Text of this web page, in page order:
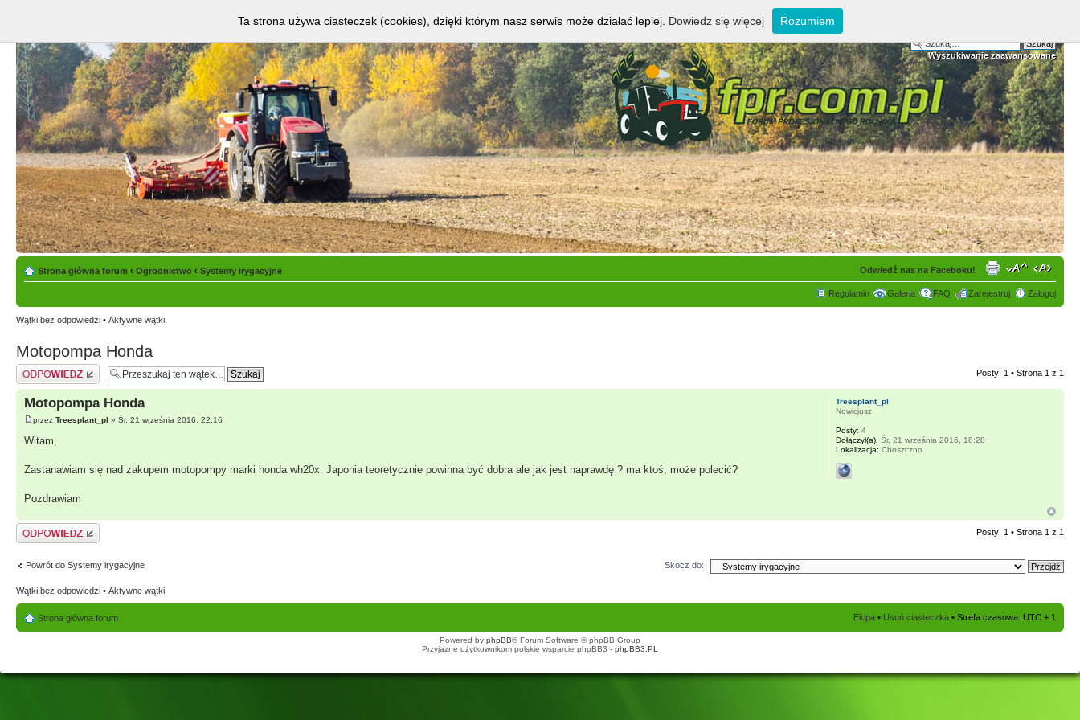
Wyszukiwanie zaawansowane
Strona główna forum ‹ Ogrodnictwo ‹ Systemy irygacyjne Odwiedź nas na Faceboku!
Regulamin Galeria FAQ Zarejestruj Zaloguj
Wątki bez odpowiedzi • Aktywne wątki
Motopompa Honda
Odpowiedz Posty: 1 • Strona 1 z 1
Motopompa Honda
przez Treesplant_pl » Śr, 21 września 2016, 22:16
Witam,
Zastanawiam się nad zakupem motopompy marki honda wh20x. Japonia teoretycznie powinna być dobra ale jak jest naprawdę ? ma ktoś, może polecić?
Pozdrawiam
Treesplant_pl
Nowicjusz
Posty: 4
Dołączył(a): Śr, 21 września 2016, 18:28
Lokalizacja: Choszczno
Odpowiedz Posty: 1 • Strona 1 z 1
Powrót do Systemy irygacyjne Skocz do:
Wątki bez odpowiedzi • Aktywne wątki
Strona główna forum Ekipa • Usuń ciasteczka • Strefa czasowa: UTC + 1
Powered by phpBB® Forum Software © phpBB Group
Przyjazne użytkownikom polskie wsparcie phpBB3 - phpBB3.PL
Ta strona używa ciasteczek (cookies), dzięki którym nasz serwis może działać lepiej. Dowiedz się więcej Rozumiem